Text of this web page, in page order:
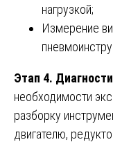
нагрузкой;
Измерение
Этап 4.
необходимости
разборку
двигателю,